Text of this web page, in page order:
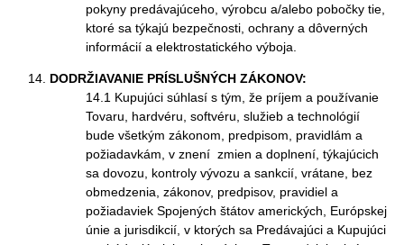
pokyny predávajúceho, výrobcu a/alebo pobočky tie,
ktoré sa týkajú bezpečnosti, ochrany a dôverných
informácií a elektrostatického výboja.
DODRŽIAVANIE PRÍSLUŠNÝCH ZÁKONOV:
14.1 Kupujúci súhlasí s tým, že príjem a používanie
Tovaru, hardvéru, softvéru, služieb a technológií
bude všetkým zákonom, predpisom, pravidlám a
požiadavkám, v znení zmien a doplnení, týkajúcich
sa dovozu, kontroly vývozu a sankcií, vrátane, bez
obmedzenia, zákonov, predpisov, pravidiel a
požiadaviek Spojených štátov amerických, Európskej
únie a jurisdikcií, v ktorých sa Predávajúci a Kupujúci